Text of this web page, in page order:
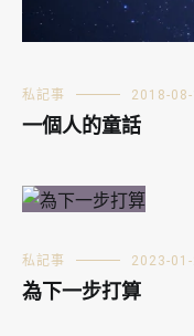
私記事 2018-
一個人的童話
私記事 2023-
為下一步打算